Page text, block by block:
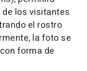
los visitantes
el rostro
la foto se
forma de